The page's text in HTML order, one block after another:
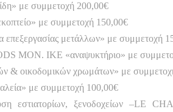
με συμμετοχή 200,00€
με συμμετοχή 150,00€
μετάλλων» με συμμετοχή
MON. IKE «αναψυκτήριο» με
& οικοδομικών χρωμάτων» με
με συμμετοχή 100,00€
εστιατορίων, ξενοδοχείων –LE